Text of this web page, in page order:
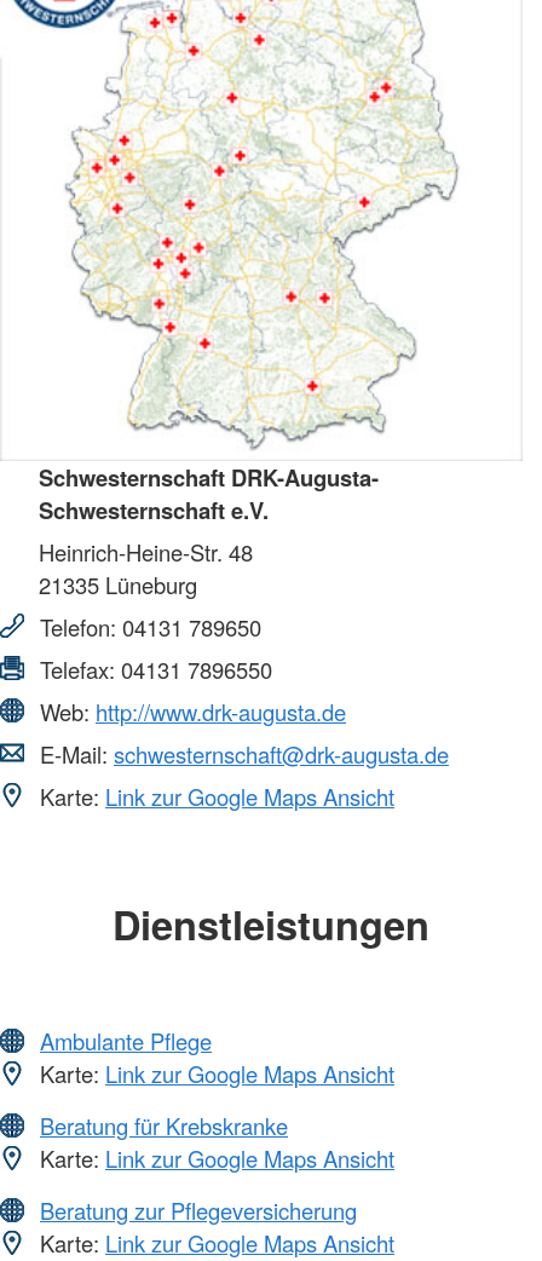
Schwesternschaft DRK-Augusta-
Schwesternschaft e.V.
Heinrich-Heine-Str. 48
21335 Lüneburg
Telefon: 04131 789650
Telefax: 04131 7896550
Web: http://www.drk-augusta.de
E-Mail: schwesternschaft@drk-augusta.de
Karte: Link zur Google Maps Ansicht
Dienstleistungen
Ambulante Pflege
Karte: Link zur Google Maps Ansicht
Beratung für Krebskranke
Karte: Link zur Google Maps Ansicht
Beratung zur Pflegeversicherung
Karte: Link zur Google Maps Ansicht